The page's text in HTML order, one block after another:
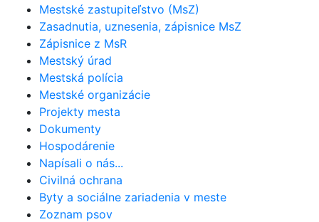
Mestské zastupiteľstvo (MsZ)
Zasadnutia, uznesenia, zápisnice MsZ
Zápisnice z MsR
Mestský úrad
Mestská polícia
Mestské organizácie
Projekty mesta
Dokumenty
Hospodárenie
Napísali o nás...
Civilná ochrana
Byty a sociálne zariadenia v meste
Zoznam psov